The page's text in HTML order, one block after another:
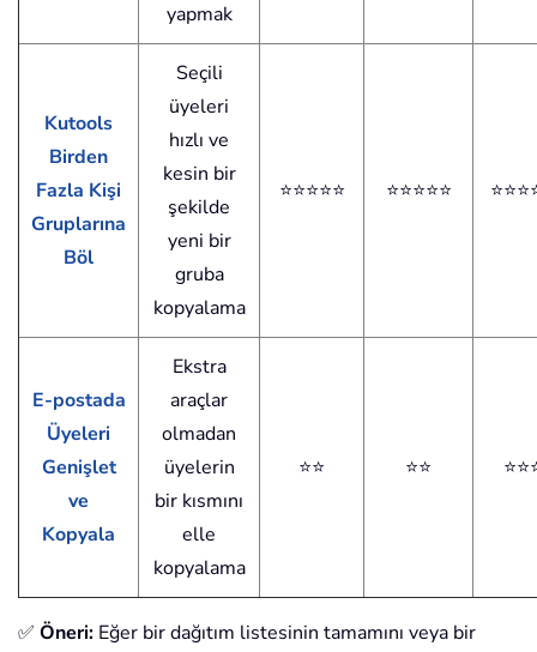
yapmak
Kutools
Birden
Fazla Kişi
Gruplarına
Böl
Seçili
üyeleri
hızlı ve
kesin bir
şekilde
yeni bir
gruba
kopyalama
⭐⭐⭐⭐⭐ ⭐⭐⭐⭐⭐
E-postada
Üyeleri
Genişlet
ve
Kopyala
Ekstra
araçlar
olmadan
üyelerin
bir kısmını
elle
kopyalama
⭐⭐ ⭐⭐
✅ Öneri: Eğer bir dağıtım listesinin tamamını veya bir